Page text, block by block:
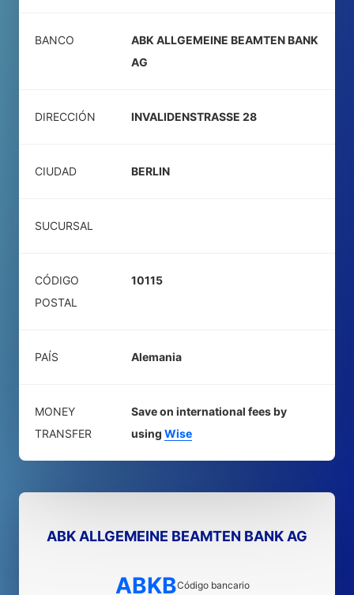
BANCO
ABK ALLGEMEINE BEAMTEN BANK
AG
DIRECCIÓN INVALIDENSTRASSE 28
CIUDAD BERLIN
SUCURSAL
CÓDIGO
POSTAL
10115
PAÍS Alemania
MONEY
TRANSFER
Save on international fees by
using Wise
ABK ALLGEMEINE BEAMTEN BANK AG
ABKBCódigo bancario